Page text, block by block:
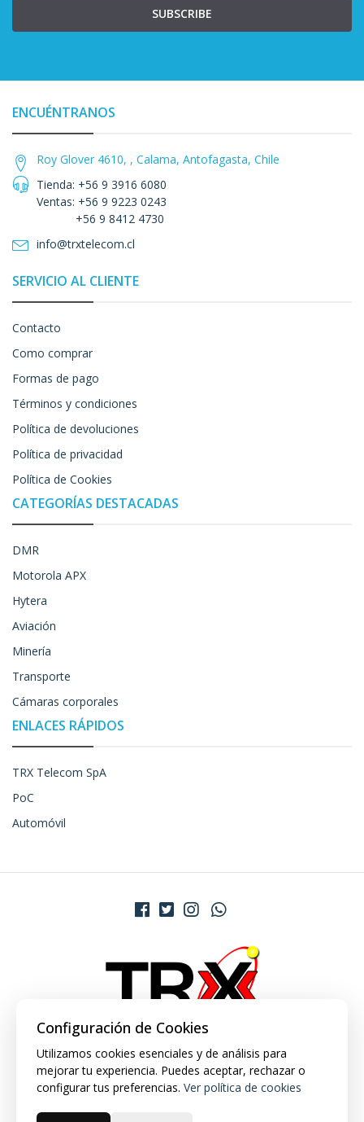
SUBSCRIBE
ENCUÉNTRANOS
Roy Glover 4610, , Calama, Antofagasta, Chile
Tienda: +56 9 3916 6080
Ventas: +56 9 9223 0243
+56 9 8412 4730
info@trxtelecom.cl
SERVICIO AL CLIENTE
Contacto
Como comprar
Formas de pago
Términos y condiciones
Política de devoluciones
Política de privacidad
Política de Cookies
CATEGORÍAS DESTACADAS
DMR
Motorola APX
Hytera
Aviación
Minería
Transporte
Cámaras corporales
ENLACES RÁPIDOS
TRX Telecom SpA
PoC
Automóvil
Configuración de Cookies
Utilizamos cookies esenciales y de análisis para
mejorar tu experiencia. Puedes aceptar, rechazar o
configurar tus preferencias. Ver política de cookies